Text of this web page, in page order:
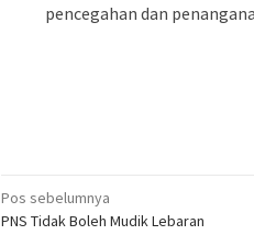
pencegahan dan
Navigasi
pos
Pos sebelumnya
PNS Tidak Boleh Mudik Lebaran